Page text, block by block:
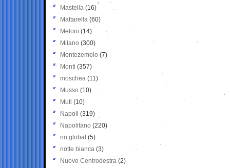
Mastella (16)
Mattarella (60)
Meloni (14)
Milano (300)
Montezemolo (7)
Monti (357)
moschea (11)
Musso (10)
Muti (10)
Napoli (319)
Napolitano (220)
no global (5)
notte bianca (3)
Nuovo Centrodestra (2)